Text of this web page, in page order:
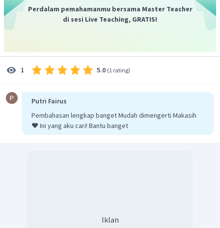
Perdalam pemahamanmu bersama Master Teacher
di sesi Live Teaching, GRATIS!
1 5.0 (1 rating)
Putri Fairus
Pembahasan lengkap banget Mudah dimengerti Makasih
❤️ Ini yang aku cari! Bantu banget
Iklan